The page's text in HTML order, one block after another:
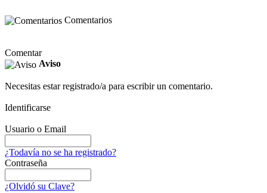
Comentarios
Comentar
Aviso
Necesitas estar registrado/a para escribir un comentario.
Identificarse
Usuario o Email
¿Todavía no se ha registrado?
Contraseña
¿Olvidó su Clave?